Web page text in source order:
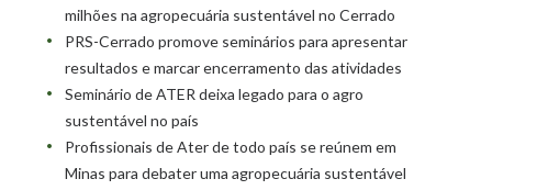
milhões na agropecuária sustentável no Cerrado
PRS-Cerrado promove seminários para apresentar
resultados e marcar encerramento das atividades
Seminário de ATER deixa legado para o agro
sustentável no país
Profissionais de Ater de todo país se reúnem em
Minas para debater uma agropecuária sustentável